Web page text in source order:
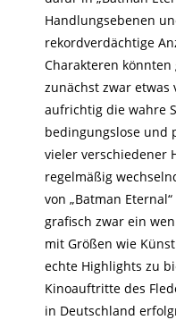
Handlungsebenen
rekordverdächtige
Charakteren
zunächst zwar
aufrichtig die wahre
bedingungslose und
vieler verschiedener
regelmäßig
von „Batman
grafisch zwar ein
mit Größen wie
echte Highlights zu
Kinoauftritte des
in Deutschland